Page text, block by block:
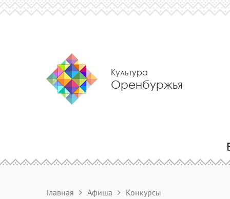
Культура
Оренбуржья
Главная Афиша Конкурсы